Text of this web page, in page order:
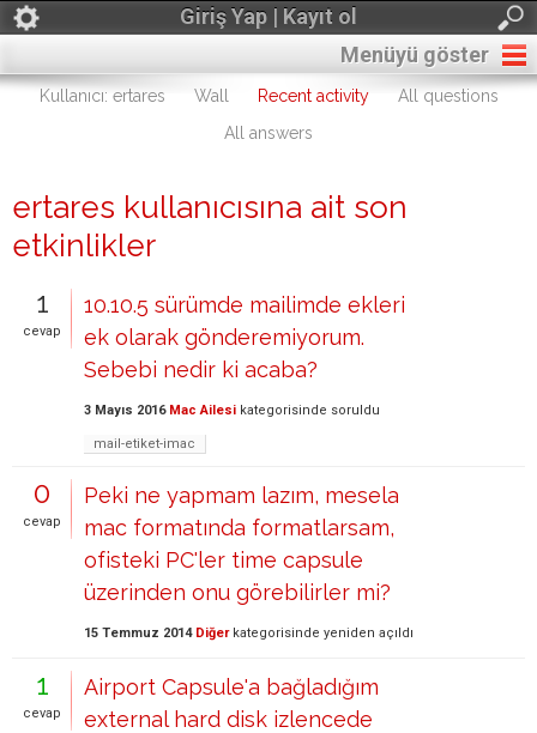
Giriş Yap | Kayıt ol
Menüyü göster
Kullanıcı: ertares Wall Recent activity
All questions
All answers
ertares kullanıcısına ait son
etkinlikler
1
cevap
10.10.5 sürümde mailimde ekleri
ek olarak gönderemiyorum.
Sebebi nedir ki acaba?
3 Mayıs 2016 Mac Ailesi kategorisinde soruldu
mail-etiket-imac
0
cevap
Peki ne yapmam lazım, mesela
mac formatında formatlarsam,
ofisteki PC'ler time capsule
üzerinden onu görebilirler mi?
15 Temmuz 2014 Diğerkategorisinde yeniden açıldı
1
cevap
Airport Capsule'a bağladığım
external hard disk izlencede